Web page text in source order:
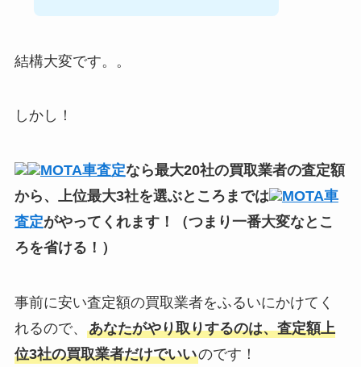
結構大変です。。
しかし！
MOTA車査定なら最大20社の買取業者の査定額
から、上位最大3社を選ぶところまでは
MOTA車
査定がやってくれます！（つまり一番大変なとこ
ろを省ける！）
事前に安い査定額の買取業者をふるいにかけてく
れるので、 あなたがやり取りするのは、査定額上
位3社の買取業者だけでいいのです！